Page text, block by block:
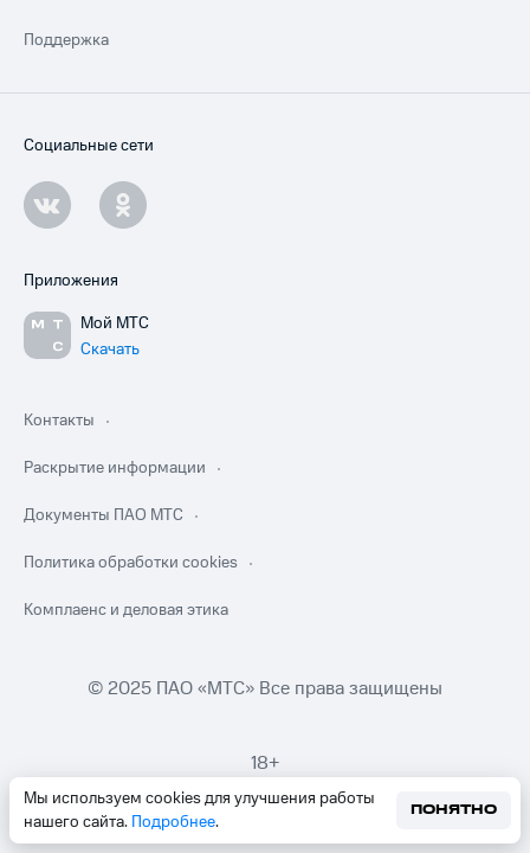
Мы используем cookies для улучшения работы
нашего сайта. Подробнее.
ПОНЯТНО
Поддержка
Социальные сети
Приложения
Мой МТС
Скачать
Контакты
Раскрытие информации
Документы ПАО МТС
Политика обработки cookies
Комплаенс и деловая этика
© 2025 ПАО «МТС» Все права защищены
18+